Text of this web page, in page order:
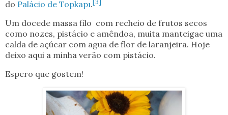
do Palácio de Topkapı.
Um docede massa filo com recheio de frutos secos
como nozes, pistácio e amêndoa, muita manteigae uma
calda de açúcar com agua de flor de laranjeira. Hoje
deixo aqui a minha verão com pistácio.
Espero que gostem!